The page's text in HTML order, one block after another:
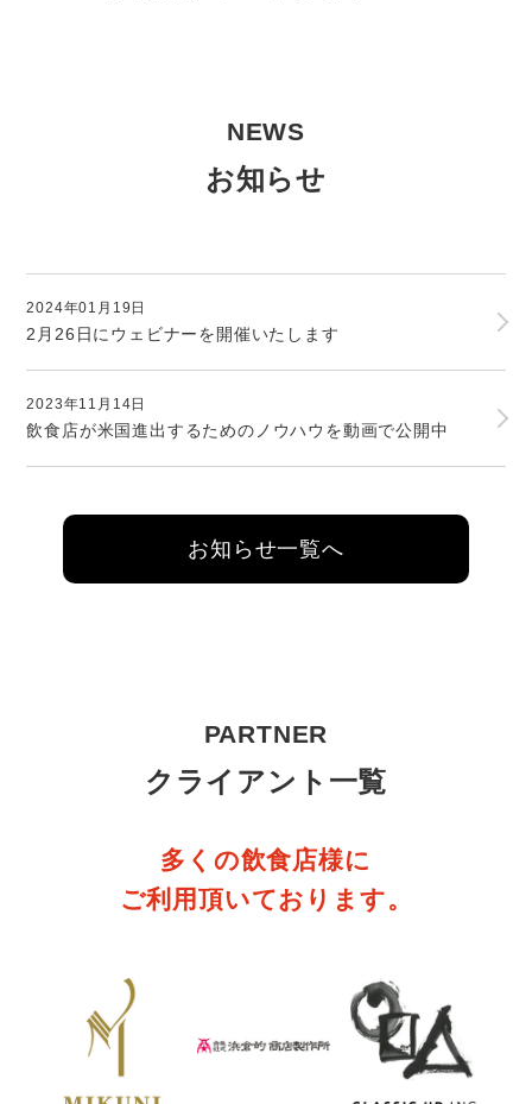
NEWS
お知らせ
2024年01月19日
2月26日にウェビナーを開催いたします
2023年11月14日
飲食店が米国進出するためのノウハウを動画で公開中
お知らせ一覧へ
PARTNER
クライアント一覧
多くの飲食店様に
ご利用頂いております。